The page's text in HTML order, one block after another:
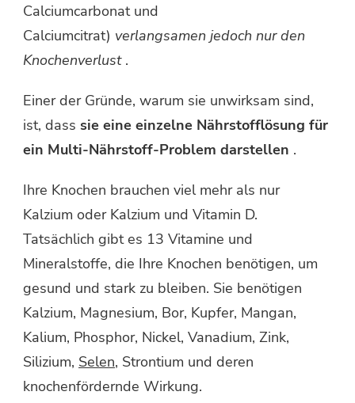
Calciumcarbonat und
Calciumcitrat) verlangsamen jedoch nur den
Knochenverlust.
Einer der Gründe, warum sie unwirksam sind,
ist, dass sie eine einzelne Nährstofflösung für
ein Multi-Nährstoff-Problem darstellen .
Ihre Knochen brauchen viel mehr als nur
Kalzium oder Kalzium und Vitamin D.
Tatsächlich gibt es 13 Vitamine und
Mineralstoffe, die Ihre Knochen benötigen, um
gesund und stark zu bleiben. Sie benötigen
Kalzium, Magnesium, Bor, Kupfer, Mangan,
Kalium, Phosphor, Nickel, Vanadium, Zink,
Silizium, Selen, Strontium und deren
knochenfördernde Wirkung.